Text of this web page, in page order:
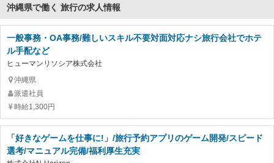
沖縄県で働く 旅行の求人情報
一般事務・OA事務/難しいスキル不要対面対応ナシ旅行会社でホテ
ル手配など
ヒューマンリソシア株式会社
沖縄県
派遣社員
時給1,300円
「好きなゲームを仕事に!」/旅行予約アプリのゲーム開発/スピード
選考/マニュアル完備/福利厚生充実